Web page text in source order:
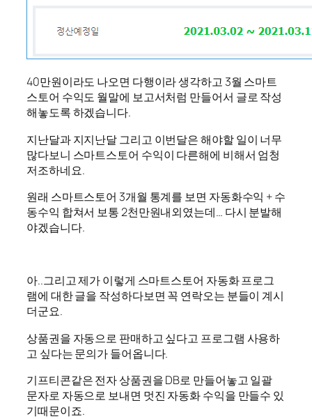
40만원이라도 나오면 다행이라 생각하고 3월 스마트
스토어 수익도 월말에 보고서처럼 만들어서 글로 작성
해놓도록 하겠습니다.
지난달과 지지난달 그리고 이번달은 해야할 일이 너무
많다보니 스마트스토어 수익이 다른해에 비해서 엄청
저조하네요.
원래 스마트스토어 3개월 통계를 보면 자동화수익 + 수
동수익 합쳐서 보통 2천만원내외였는데… 다시 분발해
야겠습니다.
아..그리고 제가 이렇게 스마트스토어 자동화 프로그
램에 대한 글을 작성하다보면 꼭 연락오는 분들이 계시
더군요.
상품권을 자동으로 판매하고 싶다고 프로그램 사용하
고 싶다는 문의가 들어옵니다.
기프티콘같은 전자 상품권을 DB로 만들어놓고 일괄
문자로 자동으로 보내면 멋진 자동화 수익을 만들수 있
기때문이죠.